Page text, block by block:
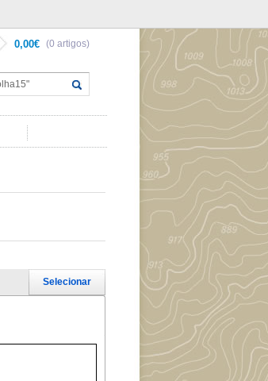
(0 artigos)
0,00€
Selecionar